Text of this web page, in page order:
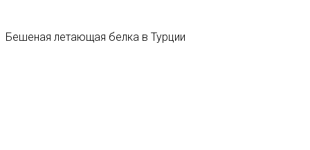
Бешеная летающая белка в Турции